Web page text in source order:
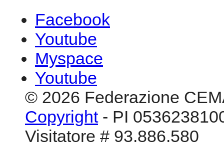
Facebook
Youtube
Myspace
Youtube
© 2026 Federazione
Copyright- PI
Visitatore # 93.886.580